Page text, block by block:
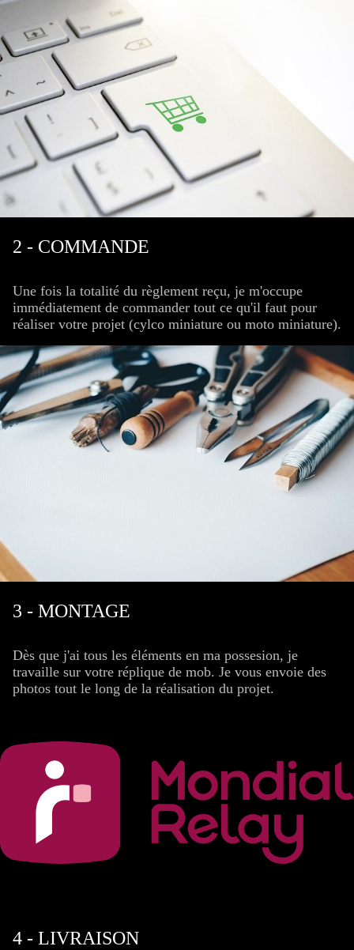
2 - COMMANDE
Une fois la totalité du règlement reçu, je m'occupe
immédiatement de commander tout ce qu'il faut pour
réaliser votre projet (cylco miniature ou moto miniature).
3 - MONTAGE
Dès que j'ai tous les éléments en ma possesion, je
travaille sur votre réplique de mob. Je vous envoie des
photos tout le long de la réalisation du projet.
4 - LIVRAISON